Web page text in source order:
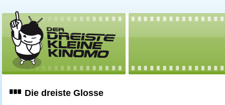
Die dreiste Glosse